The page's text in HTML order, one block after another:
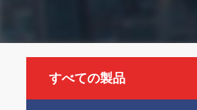
すべての製品